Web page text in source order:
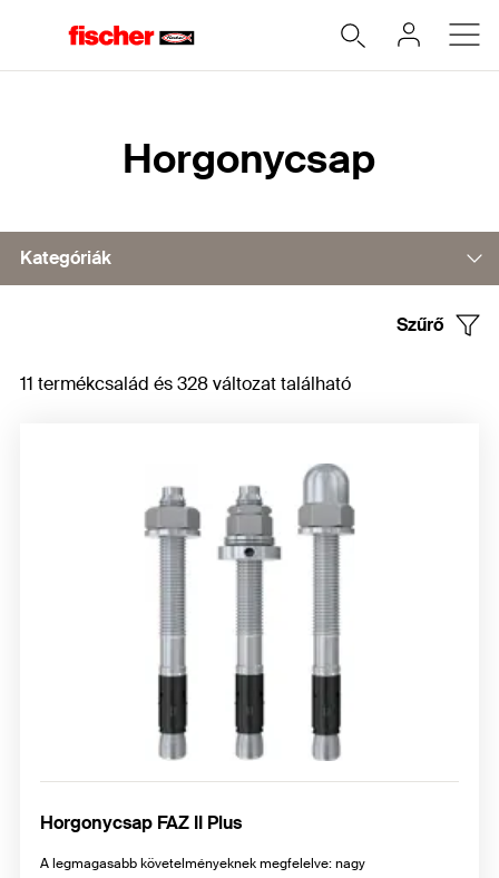
Horgonycsap
Kategóriák
Alapcsavar FBN II
Szűrő
11 termékcsalád és 328 változat található
Horgonycsap FAZ II Plus
A legmagasabb követelményeknek megfelelve: nagy